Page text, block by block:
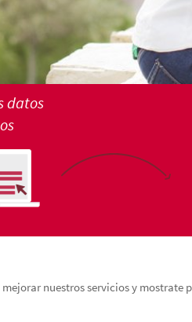
datos
nuestros servicios y